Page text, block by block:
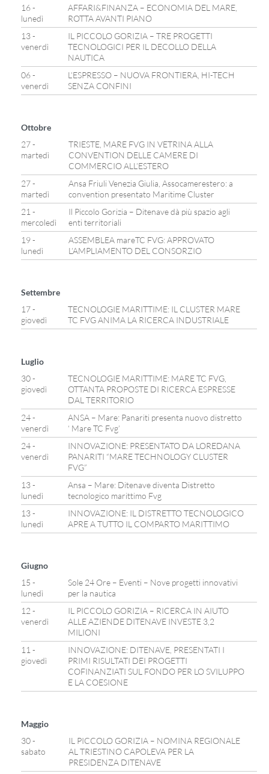
16 -
lunedì
AFFARI&FINANZA – ECONOMIA DEL MARE,
ROTTA AVANTI PIANO
13 -
venerdì
IL PICCOLO GORIZIA – TRE PROGETTI
TECNOLOGICI PER IL DECOLLO DELLA
NAUTICA
06 -
venerdì
L’ESPRESSO – NUOVA FRONTIERA, HI-TECH
SENZA CONFINI
Ottobre
27 -
martedì
TRIESTE, MARE FVG IN VETRINA ALLA
CONVENTION DELLE CAMERE DI
COMMERCIO ALL’ESTERO
27 -
martedì
Ansa Friuli Venezia Giulia, Assocamerestero: a
convention presentato Maritime Cluster
21 -
mercoledì
Il Piccolo Gorizia – Ditenave dà più spazio agli
enti territoriali
19 -
lunedì
ASSEMBLEA mareTC FVG: APPROVATO
L’AMPLIAMENTO DEL CONSORZIO
Settembre
17 -
giovedì
TECNOLOGIE MARITTIME: IL CLUSTER MARE
TC FVG ANIMA LA RICERCA INDUSTRIALE
Luglio
30 -
giovedì
TECNOLOGIE MARITTIME: MARE TC FVG,
OTTANTA PROPOSTE DI RICERCA ESPRESSE
DAL TERRITORIO
24 -
venerdì
ANSA – Mare: Panariti presenta nuovo distretto
‘ Mare TC Fvg’
24 -
venerdì
INNOVAZIONE: PRESENTATO DA LOREDANA
PANARITI “MARE TECHNOLOGY CLUSTER
FVG”
13 -
lunedì
Ansa – Mare: Ditenave diventa Distretto
tecnologico marittimo Fvg
13 -
lunedì
INNOVAZIONE: IL DISTRETTO TECNOLOGICO
APRE A TUTTO IL COMPARTO MARITTIMO
Giugno
15 -
lunedì
Sole 24 Ore – Eventi – Nove progetti innovativi
per la nautica
12 -
venerdì
IL PICCOLO GORIZIA – RICERCA IN AIUTO
ALLE AZIENDE DITENAVE INVESTE 3,2
MILIONI
11 -
giovedì
INNOVAZIONE: DITENAVE, PRESENTATI I
PRIMI RISULTATI DEI PROGETTI
COFINANZIATI SUL FONDO PER LO SVILUPPO
E LA COESIONE
Maggio
30 -
sabato
IL PICCOLO GORIZIA – NOMINA REGIONALE
AL TRIESTINO CAPOLEVA PER LA
PRESIDENZA DITENAVE